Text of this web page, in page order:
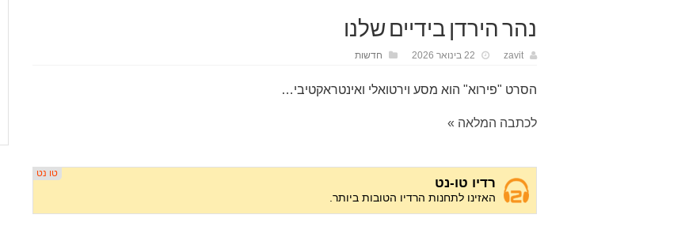
נהר הירדן בידיים שלנו
zavit 22 בינואר 2026 חדשות
הסרט "פירוא" הוא מסע וירטואלי ואינטראקטיבי…
לכתבה המלאה »